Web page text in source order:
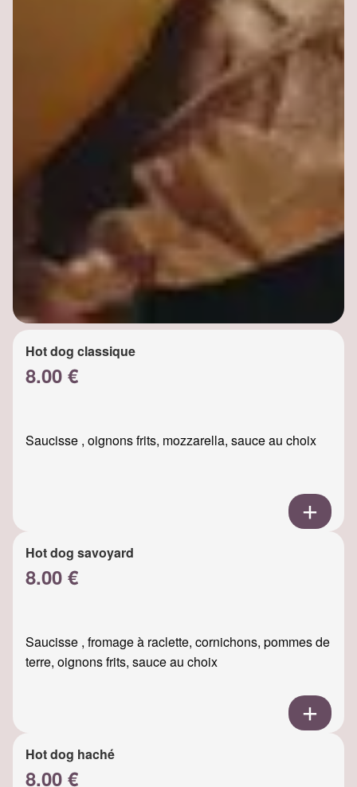
Hot dog classique
8.00 €
Saucisse , oignons frits, mozzarella, sauce au choix
Hot dog savoyard
8.00 €
Saucisse , fromage à raclette, cornichons, pommes de
terre, oignons frits, sauce au choix
Hot dog haché
8.00 €